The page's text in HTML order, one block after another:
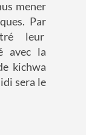
mener
Par
leur
avec la
kichwa
sera le